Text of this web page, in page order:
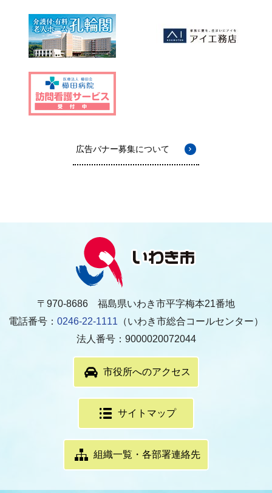
広告バナー募集について
〒970-8686 福島県いわき市平字梅本21番地
電話番号： 0246-22-1111 （いわき市総合コールセンター）
法人番号：9000020072044
市役所へのアクセス
サイトマップ
組織一覧・各部署連絡先